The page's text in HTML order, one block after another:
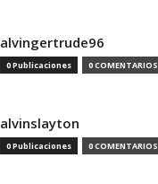
alvingertrude96
0 Publicaciones 0 COMENTARIOS
alvinslayton
0 Publicaciones 0 COMENTARIOS